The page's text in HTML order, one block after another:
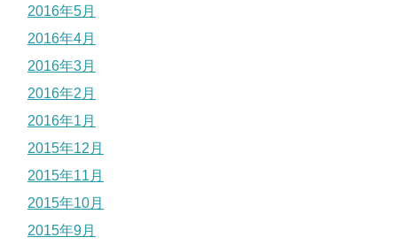
2016年5月
2016年4月
2016年3月
2016年2月
2016年1月
2015年12月
2015年11月
2015年10月
2015年9月